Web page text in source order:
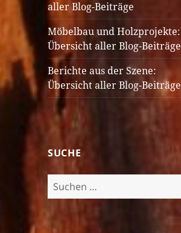
aller Blog-Beiträge
Möbelbau und Holzprojekte:
Übersicht aller Blog-Beiträge
Berichte aus der Szene:
Übersicht aller Blog-Beiträge
SUCHE
Suchen
nach: